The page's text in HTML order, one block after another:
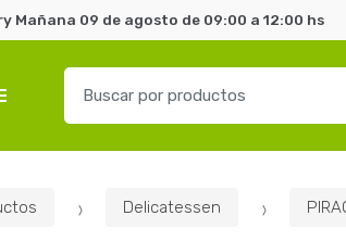
Mañana 09 de agosto de 09:00 a 12:00 hs
Delicatessen